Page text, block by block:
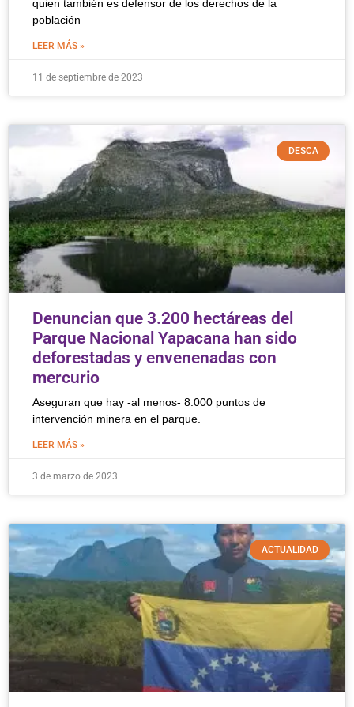
quien también es defensor de los derechos de la
población
LEER MÁS »
11 de septiembre de 2023
DESCA
Denuncian que 3.200 hectáreas del
Parque Nacional Yapacana han sido
deforestadas y envenenadas con
mercurio
Aseguran que hay -al menos- 8.000 puntos de
intervención minera en el parque.
LEER MÁS »
3 de marzo de 2023
ACTUALIDAD